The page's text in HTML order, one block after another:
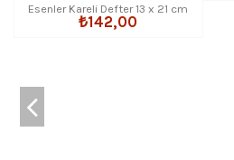
Esenler Kareli Defter 13 x 21 cm
₺142,00